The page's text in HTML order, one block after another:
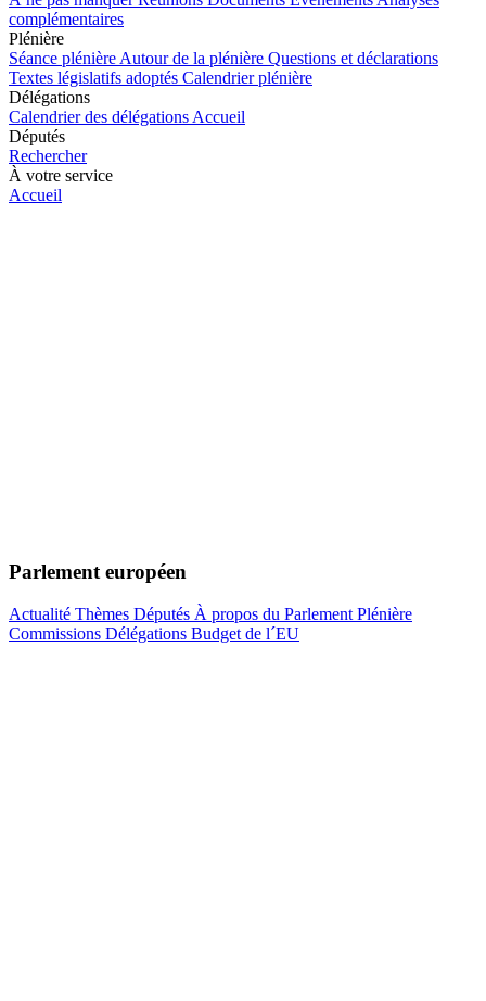
complémentaires
Plénière
Séance plénièreAutour de la plénière Questions et déclarations
Textes législatifs adoptés Calendrier plénière
Délégations
Calendrier des délégationsAccueil
Députés
Rechercher
À votre service
Accueil
Parlement européen
Actualité Thèmes Députés À propos du Parlement Plénière
Commissions Délégations Budget de l´EU